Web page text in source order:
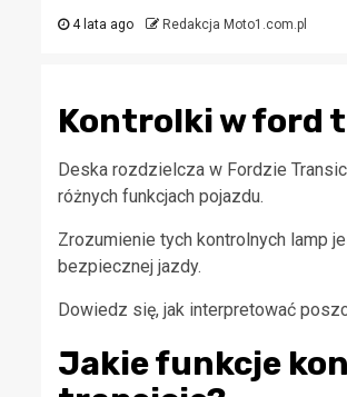
4 lata ago Redakcja Moto1.com.pl
Kontrolki w ford
Deska rozdzielcza w Fordzie
różnych funkcjach pojazdu.
Zrozumienie tych kontrolnych lamp
bezpiecznej jazdy.
Dowiedz się, jak interpretować
Jakie funkcje